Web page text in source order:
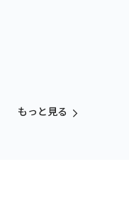
もっと見る